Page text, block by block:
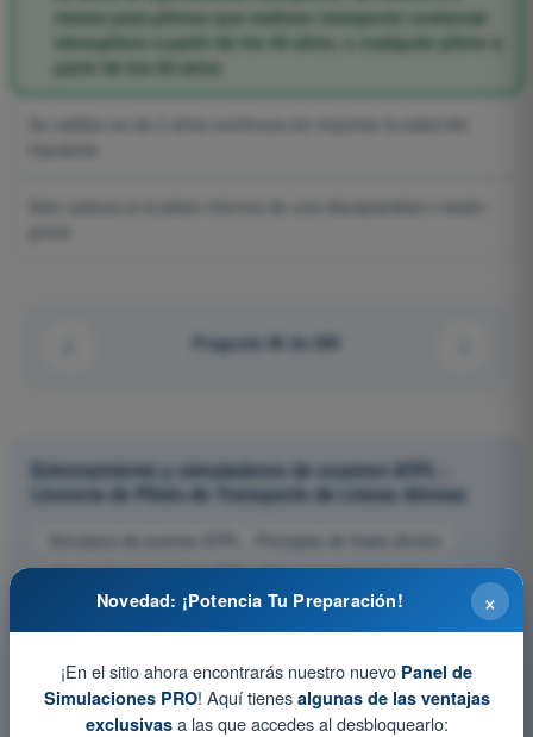
meses para pilotos que realicen transporte comercial
monopiloto a partir de los 40 años, o cualquier piloto a
partir de los 60 años
Pregunta 56 de 650
Entrenamiento y simuladores de examen ATPL -
Licencia de Piloto de Transporte de Líneas Aéreas
Simulacro de examen ATPL - Principios de Vuelo (Avión)
Test de Entrenamiento ATPL - Principios de Vuelo (Avión)
Examen en PDF ATPL - Principios de Vuelo (Avión)
×
Novedad: ¡Potencia Tu Preparación!
¡En el sitio ahora encontrarás nuestro nuevo Panel de
Simulaciones PRO! Aquí tienes algunas de las ventajas
exclusivasa las que accedes al desbloquearlo: